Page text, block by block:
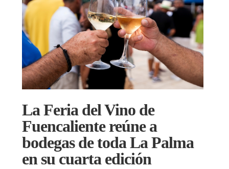
La Feria del Vino de
Fuencaliente reúne a
bodegas de toda La Palma
en su cuarta edición